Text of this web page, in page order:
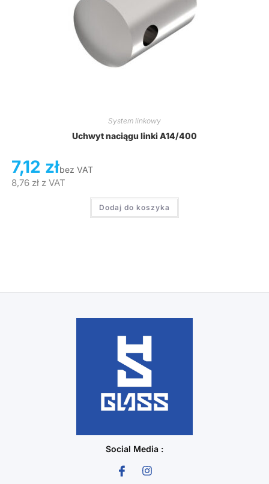
System linkowy
Uchwyt naciągu linki A14/400
7,12 złbez VAT
8,76 złz VAT
Dodaj do koszyka
Social Media :